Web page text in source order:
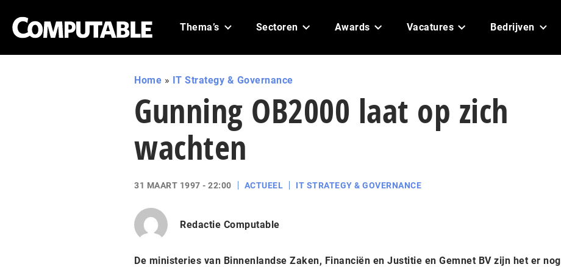
Thema’s Sectoren Awards Vacatures Bedrijven
Home » IT Strategy & Governance
Gunning OB2000 laat op zich
wachten
31 MAART 1997 - 22:00 ACTUEEL IT STRATEGY & GOVERNANCE
Redactie Computable
De ministeries van Binnenlandse Zaken, Financiën en Justitie en Gemnet BV zijn het er nog